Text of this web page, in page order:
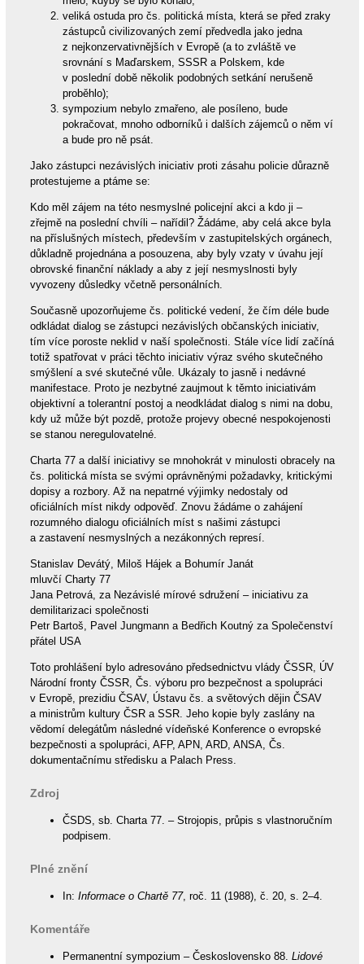
veliká ostuda pro čs. politická místa, která se před zraky
zástupců civilizovaných zemí předvedla jako jedna
z nejkonzervativnějších v Evropě (a to zvláště ve
srovnání s Maďarskem, SSSR a Polskem, kde
v poslední době několik podobných setkání nerušeně
proběhlo);
sympozium nebylo zmařeno, ale posíleno, bude
pokračovat, mnoho odborníků i dalších zájemců o něm ví
a bude pro ně psát.
Jako zástupci nezávislých iniciativ proti zásahu policie důrazně
protestujeme a ptáme se:
Kdo měl zájem na této nesmyslné policejní akci a kdo ji –
zřejmě na poslední chvíli – nařídil? Žádáme, aby celá akce byla
na příslušných místech, především v zastupitelských orgánech,
důkladně projednána a posouzena, aby byly vzaty v úvahu její
obrovské finanční náklady a aby z její nesmyslnosti byly
vyvozeny důsledky včetně personálních.
Současně upozorňujeme čs. politické vedení, že čím déle bude
odkládat dialog se zástupci nezávislých občanských iniciativ,
tím více poroste neklid v naší společnosti. Stále více lidí začíná
totiž spatřovat v práci těchto iniciativ výraz svého skutečného
smýšlení a své skutečné vůle. Ukázaly to jasně i nedávné
manifestace. Proto je nezbytné zaujmout k těmto iniciativám
objektivní a tolerantní postoj a neodkládat dialog s nimi na dobu,
kdy už může být pozdě, protože projevy obecné nespokojenosti
se stanou neregulovatelné.
Charta 77 a další iniciativy se mnohokrát v minulosti obracely na
čs. politická místa se svými oprávněnými požadavky, kritickými
dopisy a rozbory. Až na nepatrné výjimky nedostaly od
oficiálních míst nikdy odpověď. Znovu žádáme o zahájení
rozumného dialogu oficiálních míst s našimi zástupci
a zastavení nesmyslných a nezákonných represí.
Stanislav Devátý, Miloš Hájek a Bohumír Janát
mluvčí Charty 77
Jana Petrová, za Nezávislé mírové sdružení – iniciativu za
demilitarizaci společnosti
Petr Bartoš, Pavel Jungmann a Bedřich Koutný za Společenství
přátel USA
Toto prohlášení bylo adresováno předsednictvu vlády ČSSR, ÚV
Národní fronty ČSSR, Čs. výboru pro bezpečnost a spolupráci
v Evropě, prezidiu ČSAV, Ústavu čs. a světových dějin ČSAV
a ministrům kultury ČSR a SSR. Jeho kopie byly zaslány na
vědomí delegátům následné vídeňské Konference o evropské
bezpečnosti a spolupráci, AFP, APN, ARD, ANSA, Čs.
dokumentačnímu středisku a Palach Press.
Zdroj
ČSDS, sb. Charta 77. – Strojopis, průpis s vlastnoručním
podpisem.
Plné znění
In: Informace o Chartě 77, roč. 11 (1988), č. 20, s. 2–4.
Komentáře
Permanentní sympozium – Československo 88. Lidové